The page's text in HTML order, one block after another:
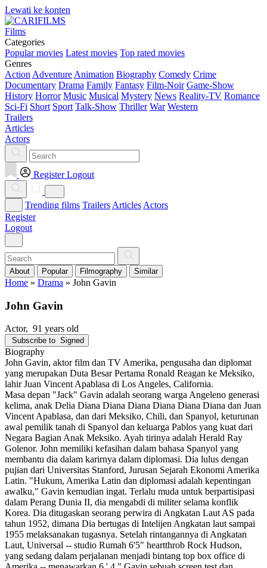
Lewati ke konten
Films
Categories
Popular movies Latest movies Top rated movies
Genres
Action Adventure Animation Biography Comedy Crime
Documentary Drama Family Fantasy Film-Noir Game-Show
History Horror Music Musical Mystery News Reality-TV Romance
Sci-Fi Short Sport Talk-Show Thriller War Western
Trailers
Articles
Actors
Register Logout
Trending films Trailers Articles Actors
Register
Logout
About Popular Filmography Similar
Home » Drama » John Gavin
John Gavin
Actor, 91 years old
Subscribe to Signed
Biography
John Gavin, aktor film dan TV Amerika, pengusaha dan diplomat
yang merupakan Duta Besar Pertama Ronald Reagan ke Meksiko,
lahir Juan Vincent Apablasa di Los Angeles, California.
Masa depan "Jack" Gavin adalah seorang warga Angeleno generasi
kelima, anak Delia Diana Diana Diana Diana Diana Diana dan Juan
Vincent Apablasa, dan dari Meksiko, Chili, dan Spanyol, keturunan
awal pemilik tanah di Spanyol dan keluarga Pablos yang kuat dari
Negara Bagian Anak Meksiko. Ayah tirinya adalah Herald Ray
Golenor. John memiliki kefasihan dalam bahasa Spanyol yang
membantu dia dalam karirnya dalam diplomasi. Dia lulus dengan
pujian dari Universitas Stanford, Jurusan Sejarah Ekonomi Amerika
Latin. "Hukum, Amerika Latin dan diplomasi adalah kepentingan
awalku," Gavin kemudian ingat. Terlalu muda untuk berpartisipasi
dalam Perang Dunia II, dia mengabdi di militer selama konflik
Korea. Dia ditugaskan seorang perwira di Angkatan Laut AS pada
tahun 1952, dimana Dia bertugas di Intelijen Angkatan laut sampai
1955 melaksanakan tugasnya. Setelah rintangannya di Angkatan
Laut, Universal -- studio Rumah 6'5" heartthrob Rock Hudson,
yang sedang dalam perjalanan menjadi bintang top box office di